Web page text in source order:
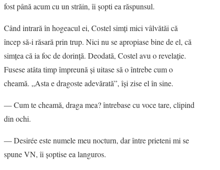
fost până acum cu un străin, îi şopti ea răspunsul.
Când intrară în hogeacul ei, Costel simţi mici vâlvătăi că
încep să-i răsară prin trup. Nici nu se apropiase bine de el, că
simţea că ia foc de dorinţă. Deodată, Costel avu o revelaţie.
Fusese atâta timp împreună şi uitase să o întrebe cum o
cheamă. „Asta e dragoste adevărată”, îşi zise el în sine.
― Cum te cheamă, draga mea? întrebase cu voce tare, clipind
din ochi.
― Desirée este numele meu nocturn, dar între prieteni mi se
spune VN, îi şoptise ea languros.